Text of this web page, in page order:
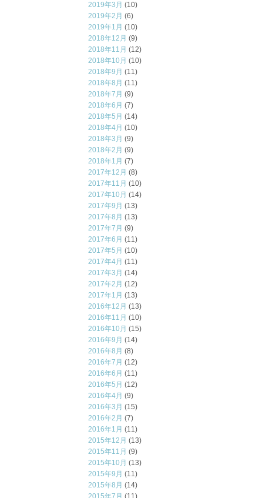
2019年3月 (10)
2019年2月 (6)
2019年1月 (10)
2018年12月 (9)
2018年11月 (12)
2018年10月 (10)
2018年9月 (11)
2018年8月 (11)
2018年7月 (9)
2018年6月 (7)
2018年5月 (14)
2018年4月 (10)
2018年3月 (9)
2018年2月 (9)
2018年1月 (7)
2017年12月 (8)
2017年11月 (10)
2017年10月 (14)
2017年9月 (13)
2017年8月 (13)
2017年7月 (9)
2017年6月 (11)
2017年5月 (10)
2017年4月 (11)
2017年3月 (14)
2017年2月 (12)
2017年1月 (13)
2016年12月 (13)
2016年11月 (10)
2016年10月 (15)
2016年9月 (14)
2016年8月 (8)
2016年7月 (12)
2016年6月 (11)
2016年5月 (12)
2016年4月 (9)
2016年3月 (15)
2016年2月 (7)
2016年1月 (11)
2015年12月 (13)
2015年11月 (9)
2015年10月 (13)
2015年9月 (11)
2015年8月 (14)
2015年7月 (11)